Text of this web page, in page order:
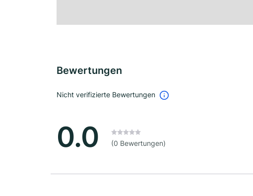
Bewertungen
Nicht verifizierte Bewertungen
0.0 (0 Bewertungen)